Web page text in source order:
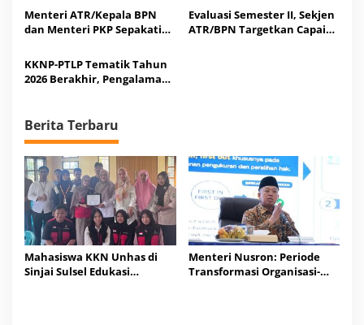
Pangan Butuh Kepastian
Hukum Tanah
Menteri ATR/Kepala BPN
dan Menteri PKP Sepakati
bagi Masyarakat
Berpenghasilan Rendah
Evaluasi Semester II, Sekjen
ATR/BPN Targetkan Capaian
KKNP-PTLP Tematik Tahun
2026 Berakhir, Pengalaman
STPN
Berita Terbaru
Mahasiswa KKN Unhas di
Sinjai Sulsel Edukasi
Menteri Nusron: Periode
Transformasi Organisasi-